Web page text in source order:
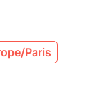
Paris